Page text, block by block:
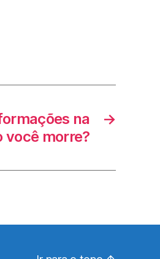
→
na
morre?